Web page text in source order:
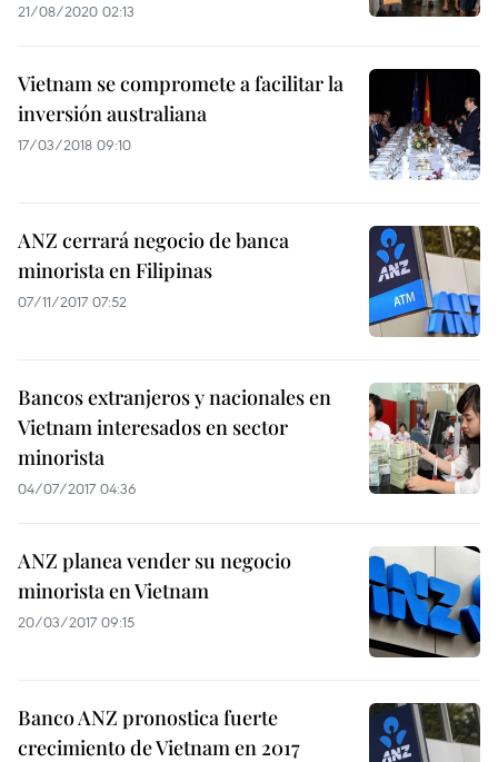
21/08/2020 02:13
Vietnam se compromete a facilitar la
inversión australiana
17/03/2018 09:10
ANZ cerrará negocio de banca
minorista en Filipinas
07/11/2017 07:52
Bancos extranjeros y nacionales en
Vietnam interesados en sector
minorista
04/07/2017 04:36
ANZ planea vender su negocio
minorista en Vietnam
20/03/2017 09:15
Banco ANZ pronostica fuerte
crecimiento de Vietnam en 2017